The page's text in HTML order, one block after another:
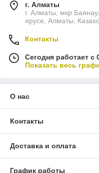
г. Алматы
г. Алматы,
ярусе, Алматы,
Контакты
Сегодня работает с
Показать весь
О нас
Контакты
Доставка и оплата
График работы